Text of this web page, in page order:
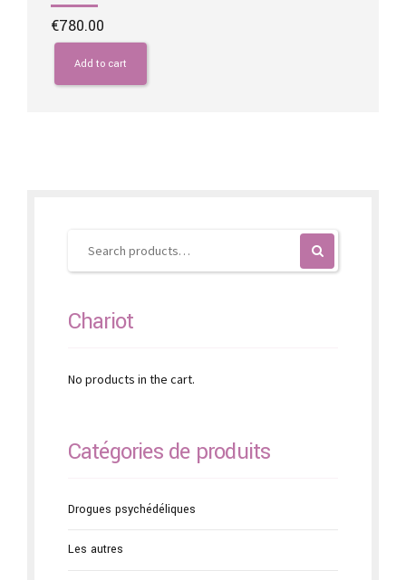
€780.00
Add to cart
Chariot
No products in the cart.
Catégories de produits
Drogues psychédéliques
Les autres